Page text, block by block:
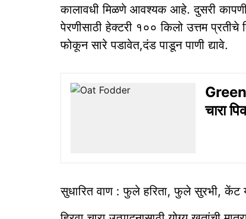
कालावधी मिळणे आवश्यक आहे. दुसरी कापणी
पेरणीसाठी हेक्टरी १०० किलो उत्तम प्रतीचे
फोकून सारे पडावेत,दंड पाडून पाणी द्यावे.
चारा
सुधारित वाण : फुले हरिता, फुले